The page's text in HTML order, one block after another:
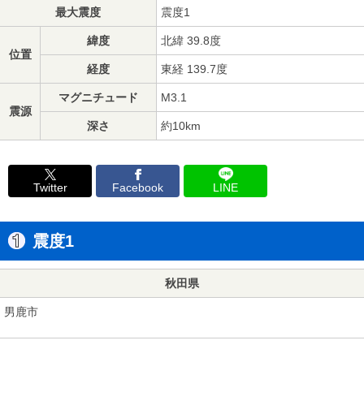
最大震度 震度1
位置
緯度 北緯 39.8度
経度 東経 139.7度
震源
マグニチュード M3.1
深さ 約10km
Twitter Facebook LINE
震度1
秋田県
男鹿市